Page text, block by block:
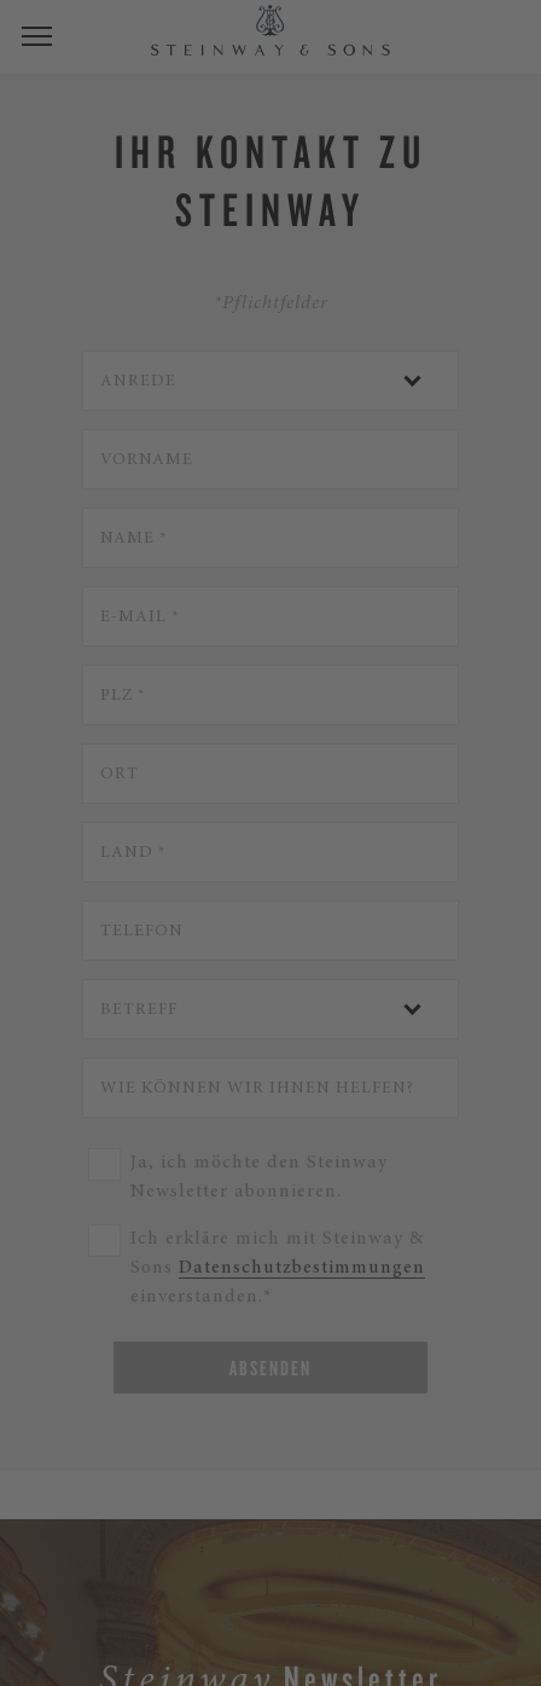
IHR KONTAKT ZU
STEINWAY
*Pflichtfelder
Ja, ich möchte den Steinway
Newsletter abonnieren.
Ich erkläre mich mit Steinway &
Sons Datenschutzbestimmungen
einverstanden.*
ABSENDEN